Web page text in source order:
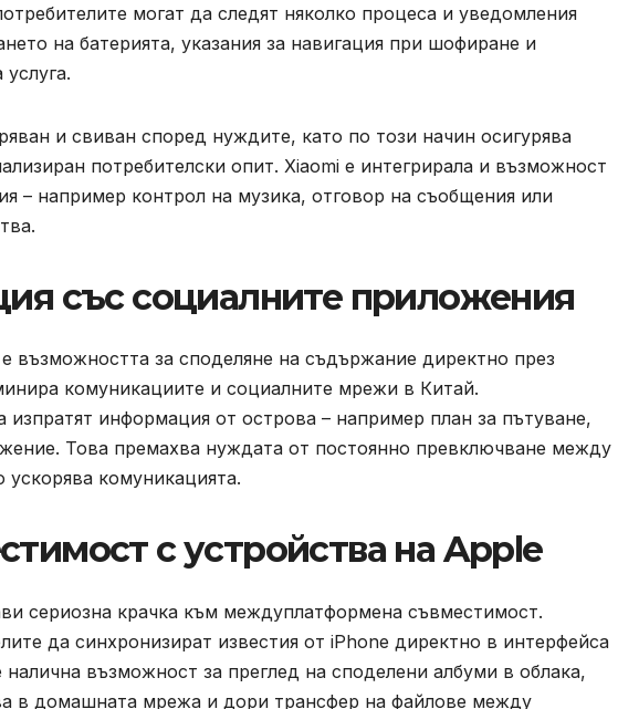
могат да следят няколко процеса и уведомления
на батерията, указания за навигация при шофиране и
и свиван според нуждите, като по този начин осигурява
потребителски опит. Xiaomi е интегрирала и възможност
– например контрол на музика, отговор на съобщения или
със социалните приложения
възможността за споделяне на съдържание директно през
комуникациите и социалните мрежи в Китай.
изпратят информация от острова – например план за пътуване,
Това премахва нуждата от постоянно превключване между
комуникацията.
с устройства на Apple
сериозна крачка към междуплатформена съвместимост.
да синхронизират известия от iPhone директно в интерфейса
възможност за преглед на споделени албуми в облака,
в домашната мрежа и дори трансфер на файлове между